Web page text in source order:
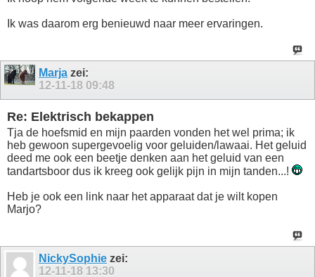
Ik was daarom erg benieuwd naar meer ervaringen.
Marja zei:
12-11-18 09:48
Re: Elektrisch bekappen
Tja de hoefsmid en mijn paarden vonden het wel prima; ik
heb gewoon supergevoelig voor geluiden/lawaai. Het geluid
deed me ook een beetje denken aan het geluid van een
tandartsboor dus ik kreeg ook gelijk pijn in mijn tanden...!
Heb je ook een link naar het apparaat dat je wilt kopen
Marjo?
NickySophie zei:
12-11-18 13:30